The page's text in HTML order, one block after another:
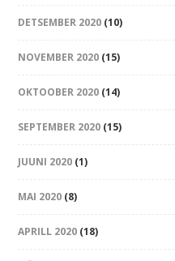
DETSEMBER 2020 (10)
NOVEMBER 2020 (15)
OKTOOBER 2020 (14)
SEPTEMBER 2020 (15)
JUUNI 2020 (1)
MAI 2020 (8)
APRILL 2020 (18)